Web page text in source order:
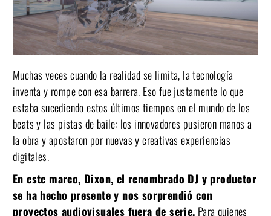
Muchas veces cuando la realidad se limita, la tecnología
inventa y rompe con esa barrera. Eso fue justamente lo que
estaba sucediendo estos últimos tiempos en el mundo de los
beats y las pistas de baile: los innovadores pusieron manos a
la obra y apostaron por nuevas y creativas experiencias
digitales.
En este marco, Dixon, el renombrado DJ y productor
se ha hecho presente y nos sorprendió con
proyectos audiovisuales fuera de serie. Para quienes